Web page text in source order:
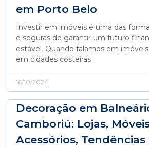
em Porto Belo
Investir em imóveis é uma das
e seguras de garantir um futuro
estável. Quando falamos em
em cidades costeiras
16/10/2024
Decoração em
Camboriú: Lojas,
Acessórios,